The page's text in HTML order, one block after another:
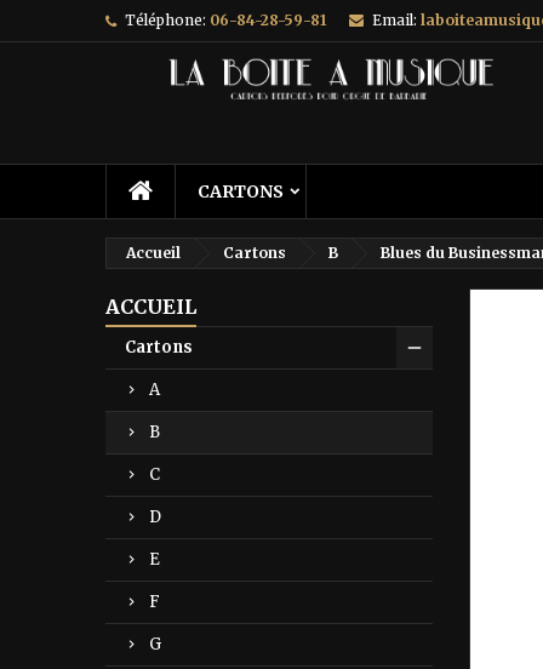
Téléphone: 06-84-28-59-81 Email:
CARTONS
Accueil Cartons B Blues du
ACCUEIL
Cartons
A
B
C
D
E
F
G